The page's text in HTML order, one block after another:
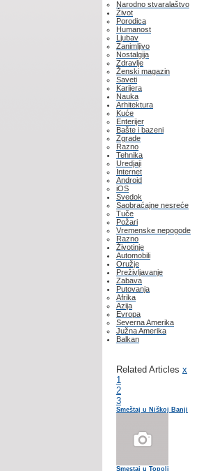
Narodno stvaralaštvo
Život
Porodica
Humanost
Ljubav
Zanimljivo
Nostalgija
Zdravlje
Ženski magazin
Saveti
Karijera
Nauka
Arhitektura
Kuće
Enterijer
Bašte i bazeni
Zgrade
Razno
Tehnika
Uredjaji
Internet
Android
iOS
Svedok
Saobraćajne nesreće
Tuče
Požari
Vremenske nepogode
Razno
Životinje
Automobili
Oružje
Preživljavanje
Zabava
Putovanja
Afrika
Azija
Evropa
Severna Amerika
Južna Amerika
Balkan
Related Articles x
1
2
3
Smeštaj u Niškoj Banji
Smestaj u Topoli